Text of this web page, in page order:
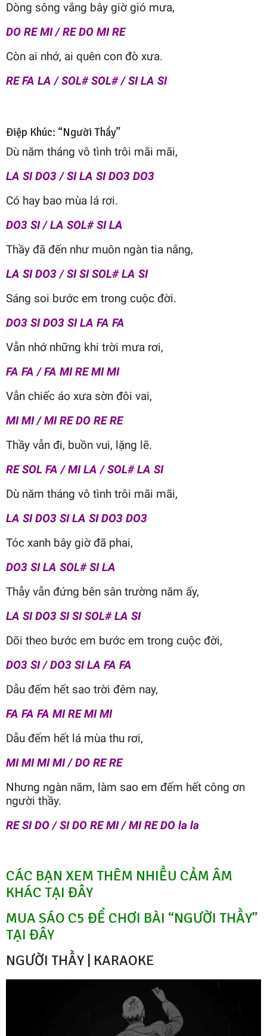
Dòng sông vắng bây giờ gió mưa,
DO RE MI / RE DO MI RE
Còn ai nhớ, ai quên con đò xưa.
RE FA LA / SOL# SOL# / SI LA SI
Điệp Khúc: “Người Thầy”
Dù năm tháng vô tình trôi mãi mãi,
LA SI DO3 / SI LA SI DO3 DO3
Có hay bao mùa lá rơi.
DO3 SI / LA SOL# SI LA
Thầy đã đến như muôn ngàn tia nắng,
LA SI DO3 / SI SI SOL# LA SI
Sáng soi bước em trong cuộc đời.
DO3 SI DO3 SI LA FA FA
Vẫn nhớ những khi trời mưa rơi,
FA FA / FA MI RE MI MI
Vẫn chiếc áo xưa sờn đôi vai,
MI MI / MI RE DO RE RE
Thầy vẫn đi, buồn vui, lặng lẽ.
RE SOL FA / MI LA / SOL# LA SI
Dù năm tháng vô tình trôi mãi mãi,
LA SI DO3 SI LA SI DO3 DO3
Tóc xanh bây giờ đã phai,
DO3 SI LA SOL# SI LA
Thẫy vẫn đứng bên sân trường năm ấy,
LA SI DO3 SI SI SOL# LA SI
Dõi theo bước em bước em trong cuộc đời,
DO3 SI / DO3 SI LA FA FA
Dẫu đếm hết sao trời đêm nay,
FA FA FA MI RE MI MI
Dẫu đếm hết lá mùa thu rơi,
MI MI MI MI / DO RE RE
Nhưng ngàn năm, làm sao em đếm hết công ơn
người thầy.
RE SI DO / SI DO RE MI / MI RE DO la la
CÁC BẠN XEM THÊM NHIỀU CẢM ÂM
KHÁC TẠI ĐÂY
MUA SÁO C5 ĐỂ CHƠI BÀI “NGƯỜI THẦY”
TẠI ĐÂY
NGƯỜI THẦY | KARAOKE